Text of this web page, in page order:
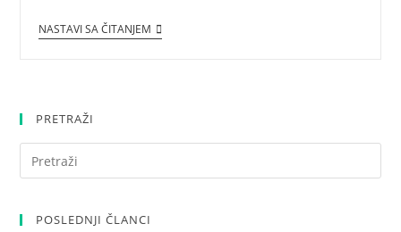
NASTAVI SA ČITANJEM
PRETRAŽI
POSLEDNJI ČLANCI